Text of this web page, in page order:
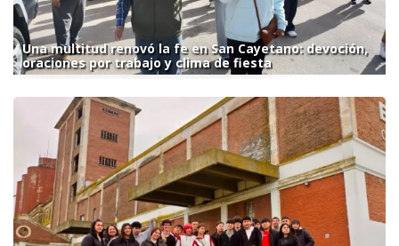
Una multitud renovó la fe en San Cayetano: devoción,
oraciones por trabajo y clima de fiesta